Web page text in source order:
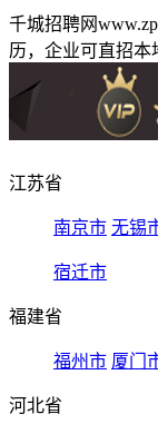
千城招聘网
历，企业可直招本
江苏省
南京市 无锡
宿迁市
福建省
福州市 厦门
河北省